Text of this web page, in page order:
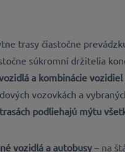
trasy čiastočne
súkromní držitelia
a kombinácie vozidiel
vozovkách a
podliehajú mýtu
vozidlá a autobusy– na